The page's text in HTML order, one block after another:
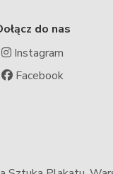
do nas
Instagram
Facebook